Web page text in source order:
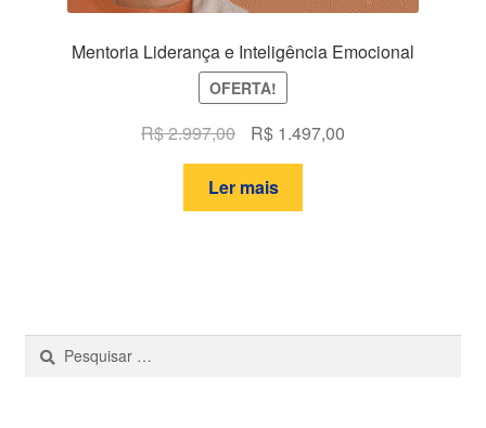
Mentoria Liderança e Inteligência Emocional
OFERTA!
R$2.997,00
O
preço
original
era:
R$1.497,00O
Ler mais
Pesquisar
por: